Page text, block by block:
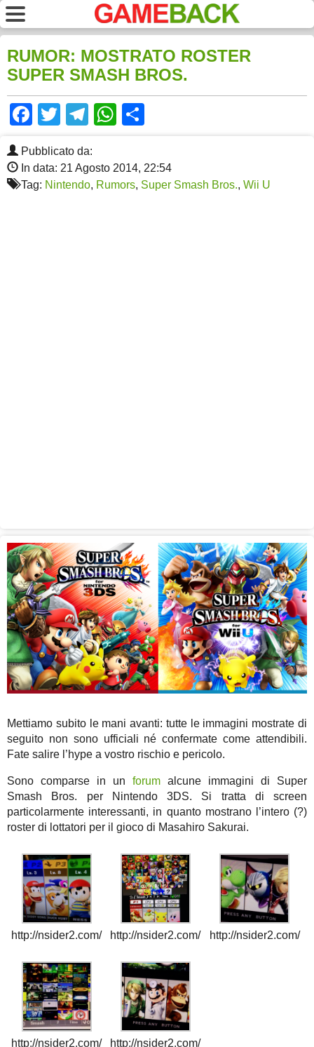
RUMOR: MOSTRATO ROSTER
SUPER SMASH BROS.
Facebook
TwitterTelegram
WhatsApp
Pubblicato da:
In data: 21 Agosto 2014, 22:54
Tag: Nintendo, Rumors, Super Smash Bros., Wii U
Mettiamo subito le mani avanti: tutte le immagini mostrate di
seguito non sono ufficiali né confermate come attendibili.
Fate salire l’hype a vostro rischio e pericolo.
Sono comparse in un forum alcune immagini di Super
Smash Bros. per Nintendo 3DS. Si tratta di screen
particolarmente interessanti, in quanto mostrano l’intero (?)
roster di lottatori per il gioco di Masahiro Sakurai.
http://nsider2.com/ http://nsider2.com/ http://nsider2.com/
http://nsider2.com/ http://nsider2.com/